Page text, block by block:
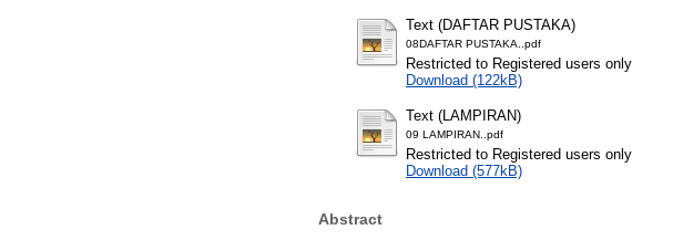
Text (DAFTAR PUSTAKA)
08DAFTAR PUSTAKA..pdf
Restricted to Registered users only
Download (122kB)
Text (LAMPIRAN)
09 LAMPIRAN..pdf
Restricted to Registered users only
Download (577kB)
Abstract